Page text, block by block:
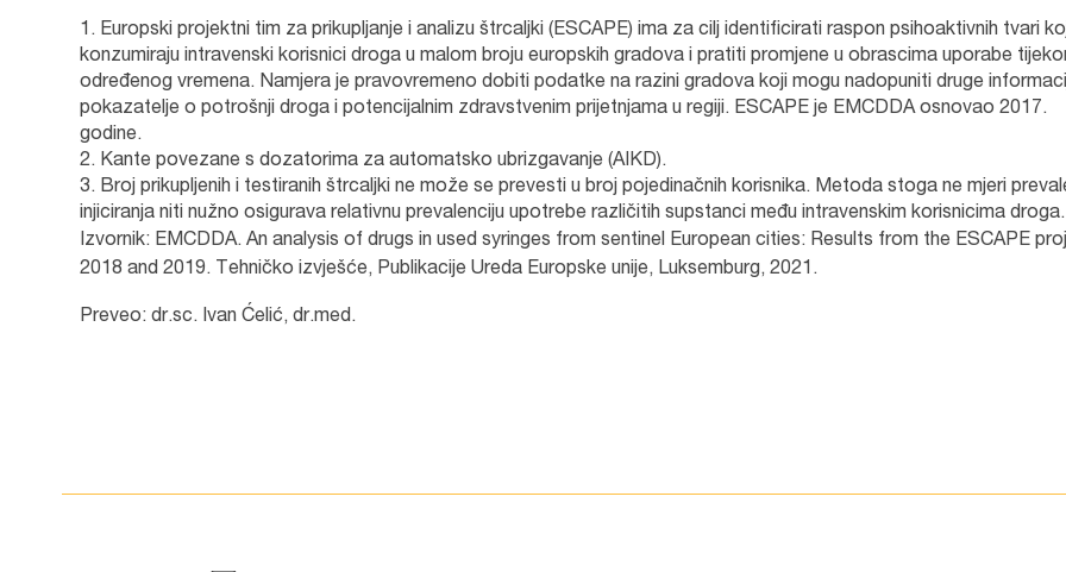
Europski projektni tim za prikupljanje i analizu štrcaljki (ESCAPE) ima za cilj identificirati raspon psihoaktivnih tvari
konzumiraju intravenski korisnici droga u malom broju europskih gradova i pratiti promjene u obrascima uporabe
određenog vremena. Namjera je pravovremeno dobiti podatke na razini gradova koji mogu nadopuniti druge
pokazatelje o potrošnji droga i potencijalnim zdravstvenim prijetnjama u regiji. ESCAPE je EMCDDA osnovao 2017.
godine.
Kante povezane s dozatorima za automatsko ubrizgavanje (AIKD).
Broj prikupljenih i testiranih štrcaljki ne može se prevesti u broj pojedinačnih korisnika. Metoda stoga ne mjeri
injiciranja niti nužno osigurava relativnu prevalenciju upotrebe različitih supstanci među intravenskim korisnicima droga.
Izvornik: EMCDDA. An analysis of drugs in used syringes from sentinel European cities: Results from the ESCAPE
2018 and 2019. Tehničko izvješće, Publikacije Ureda Europske unije, Luksemburg, 2021.
Preveo: dr.sc. Ivan Ćelić, dr.med.